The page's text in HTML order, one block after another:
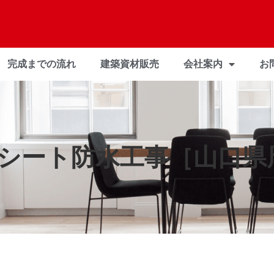
完成までの流れ 建築資材販売 会社案内 お
ート防水工事［山口県